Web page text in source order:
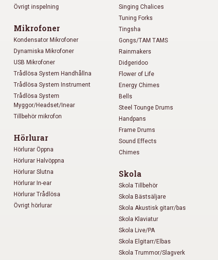
Övrigt inspelning
Mikrofoner
Kondensator Mikrofoner
Dynamiska Mikrofoner
USB Mikrofoner
Trådlösa System Handhållna
Trådlösa System Instrument
Trådlösa System
Myggor/Headset/Inear
Tillbehör mikrofon
Hörlurar
Hörlurar Öppna
Hörlurar Halvöppna
Hörlurar Slutna
Hörlurar In-ear
Hörlurar Trådlösa
Övrigt hörlurar
Singing Chalices
Tuning Forks
Tingsha
Gongs/TAM TAMS
Rainmakers
Didgeridoo
Flower of Life
Energy Chimes
Bells
Steel Tounge Drums
Handpans
Frame Drums
Sound Effects
Chimes
Skola
Skola Tillbehör
Skola Bästsäljare
Skola Akustisk gitarr/bas
Skola Klaviatur
Skola Live/PA
Skola Elgitarr/Elbas
Skola Trummor/Slagverk